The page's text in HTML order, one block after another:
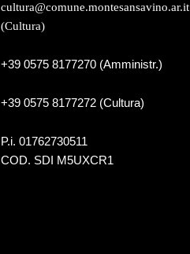
cultura@comune.montesansavino.ar.it
(Cultura)
+39 0575 8177270 (Amministr.)
+39 0575 8177272 (Cultura)
P.i. 01762730511
COD. SDI M5UXCR1